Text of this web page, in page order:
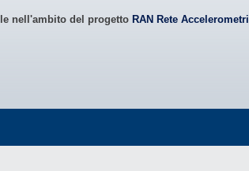
nell'ambito del progetto RAN Rete